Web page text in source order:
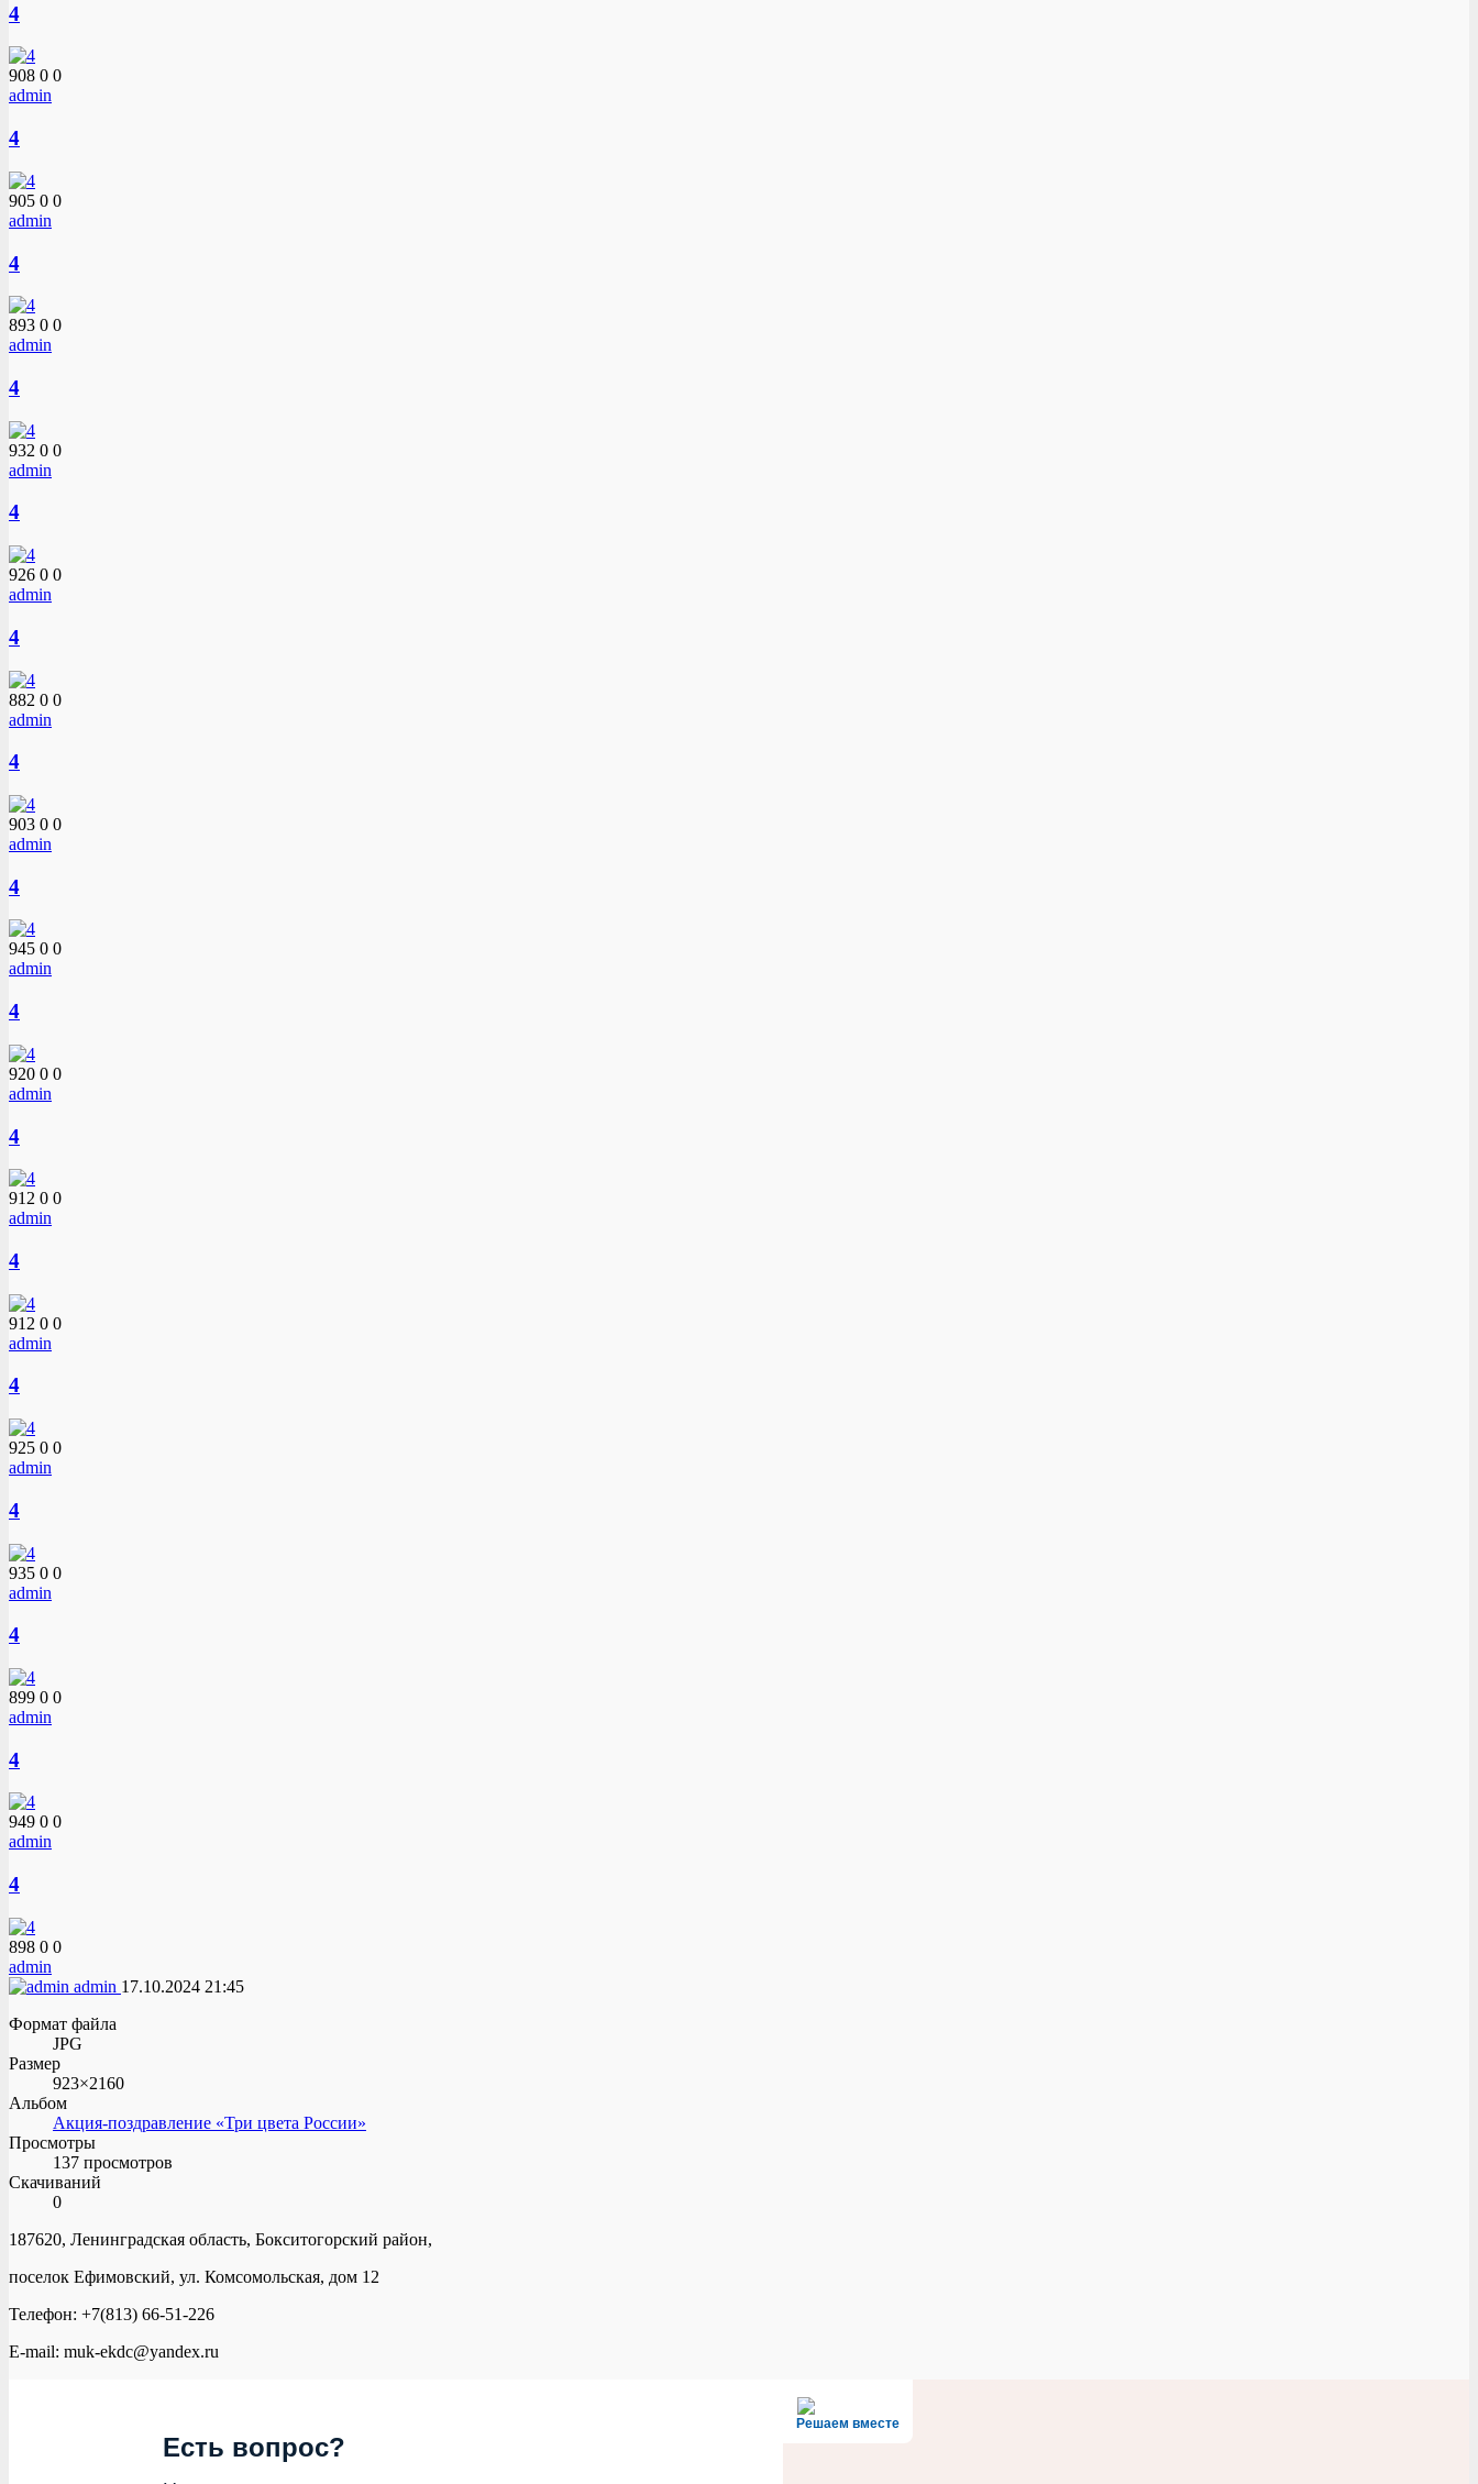
4
908 0 0
admin
4
905 0 0
admin
4
893 0 0
admin
4
932 0 0
admin
4
926 0 0
admin
4
882 0 0
admin
4
903 0 0
admin
4
945 0 0
admin
4
920 0 0
admin
4
912 0 0
admin
4
912 0 0
admin
4
925 0 0
admin
4
935 0 0
admin
4
899 0 0
admin
4
949 0 0
admin
4
898 0 0
admin
admin 17.10.2024 21:45
Формат файла
JPG
Размер
923×2160
Альбом
Акция-поздравление «Три цвета России»
Просмотры
137 просмотров
Скачиваний
0
187620, Ленинградская область, Бокситогорский район,
поселок Ефимовский, ул. Комсомольская, дом 12
Телефон: +7(813) 66-51-226
E-mail: muk-ekdc@yandex.ru
Решаем вместе
Есть вопрос?